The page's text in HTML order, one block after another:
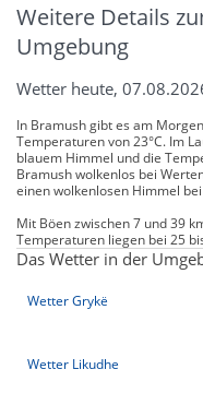
Weitere Details
Umgebung
Wetter heute,
In Bramush gibt es am
Temperaturen von 23°C. Im
blauem Himmel und die
Bramush wolkenlos bei
einen wolkenlosen Himmel
Mit Böen zwischen 7 und 39
Temperaturen liegen bei 25
Das Wetter in der
Wetter Grykë
Wetter Likudhe